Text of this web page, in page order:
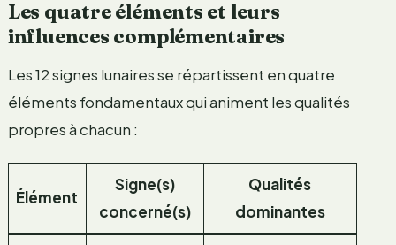
Les quatre éléments et leurs
influences complémentaires
Les 12 signes lunaires se répartissent en quatre
éléments fondamentaux qui animent les qualités
propres à chacun :
Élément
Signe(s)
concerné(s)
Qualités
dominantes